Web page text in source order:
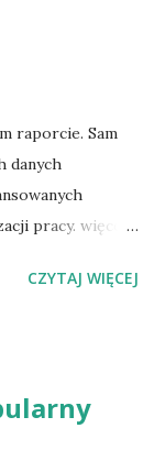
raporcie. Sam
danych
pracy. więcej:
CZYTAJ WIĘCEJ